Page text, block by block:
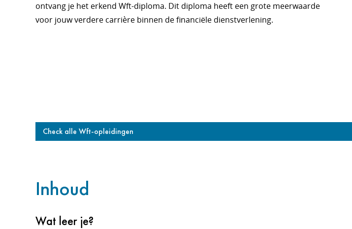
ontvang je het erkend Wft-diploma. Dit diploma heeft een grote meerwaarde
voor jouw verdere carrière binnen de financiële dienstverlening.
Check alle Wft-opleidingen
Inhoud
Wat leer je?